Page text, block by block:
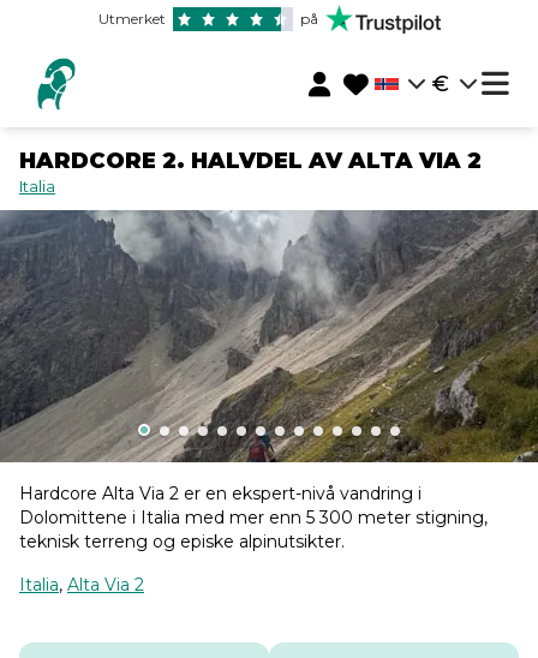
Utmerket på
€
HARDCORE 2. HALVDEL AV ALTA VIA 2
Italia
Hardcore Alta Via 2 er en ekspert-nivå vandring i
Dolomittene i Italia med mer enn 5 300 meter stigning,
teknisk terreng og episke alpinutsikter.
Italia, Alta Via 2